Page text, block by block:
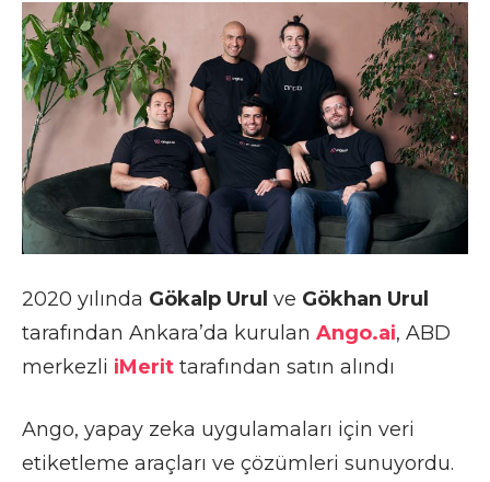
2020 yılında Gökalp Urul ve Gökhan Urul
tarafından Ankara’da kurulan Ango.ai, ABD
merkezli iMerit tarafından satın alındı
Ango, yapay zeka uygulamaları için veri
etiketleme araçları ve çözümleri sunuyordu.